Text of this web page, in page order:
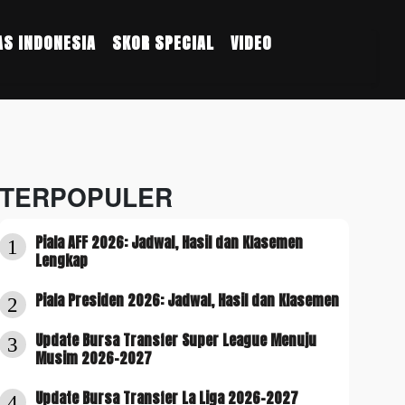
INDONESIA SKOR SPECIAL VIDEO
TERPOPULER
1
Piala AFF 2026: Jadwal, Hasil dan Klasemen
Lengkap
2 Piala Presiden 2026: Jadwal, Hasil dan Klasemen
3
Update Bursa Transfer Super League Menuju
Musim 2026-2027
Update Bursa Transfer La Liga 2026-2027